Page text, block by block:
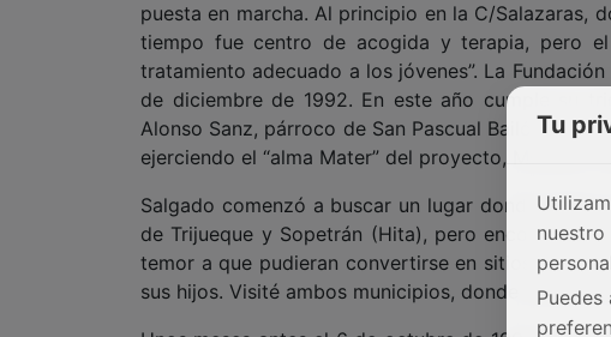
puesta en marcha. Al principio en la C/Salazaras,
tiempo fue centro de acogida y terapia, pero
tratamiento adecuado a los jóvenes”. La
de diciembre de 1992. En este año cumple su
Alonso Sanz, párroco de San Pascual Bailón, el
ejerciendo el “alma Mater” del proyecto, Modesto
Salgado comenzó a buscar un lugar donde
de Trijueque y Sopetrán (Hita), pero
temor a que pudieran convertirse en sitios que
sus hijos. Visité ambos municipios, donde conocí
Tu